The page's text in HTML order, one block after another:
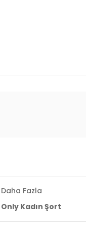
Daha Fazla
Only Kadın Şort